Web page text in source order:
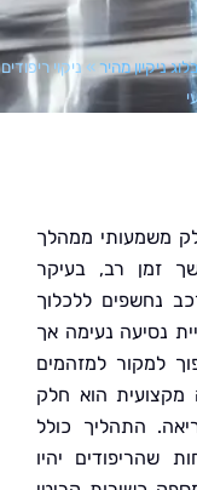
»ניקוי ריפודים
ממהלך
בעיקר
ללכלוך
נעימה אך
למזהמים
הוא חלק
כולל
יהיו